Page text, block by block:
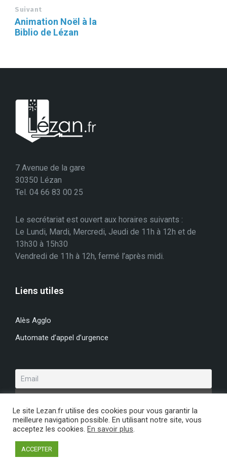
Suivant
Animation Noël à la
Biblio de Lézan
7 Avenue de la gare
30350 Lézan
Tel. 04 66 83 00 25
Le secrétariat est ouvert aux horaires suivants :
Le Lundi, Mardi, Mercredi, Jeudi de 11h à 12h et de
13h30 à 15h30
Vendredi de 11h à 12h, fermé l’après midi.
Liens utiles
Alès Agglo
Automate d’appel d’urgence
Lezan.fr - Tous droits réservés -Mentions Légales
Le site Lezan.fr utilise des cookies pour vous garantir la
meilleure navigation possible. En utilisant notre site, vous
acceptez les cookies. En savoir plus.
ACCEPTER